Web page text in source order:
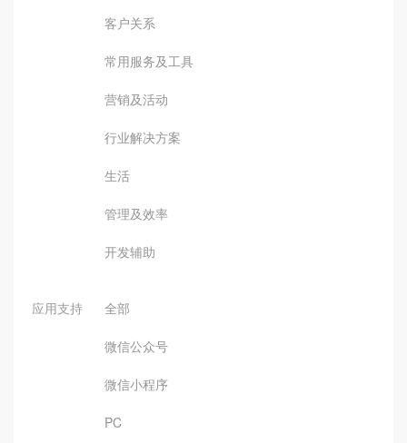
客户关系
常用服务及工具
营销及活动
行业解决方案
生活
管理及效率
开发辅助
应用支持 全部
微信公众号
微信小程序
PC